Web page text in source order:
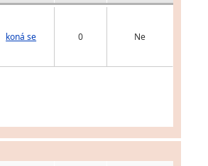
koná se 0 Ne